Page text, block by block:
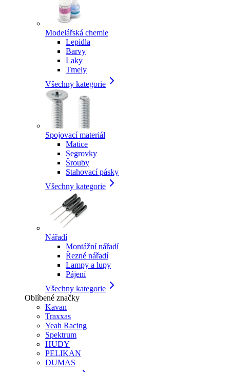
Modelářská chemie
Lepidla
Barvy
Laky
Tmely
Všechny kategorie
Spojovací materiál
Matice
Segrovky
Šrouby
Stahovací pásky
Všechny kategorie
Nářadí
Montážní nářadí
Řezné nářadí
Lampy a lupy
Pájení
Všechny kategorie
Oblíbené značky
Kavan
Traxxas
Yeah Racing
Spektrum
HUDY
PELIKAN
DUMAS